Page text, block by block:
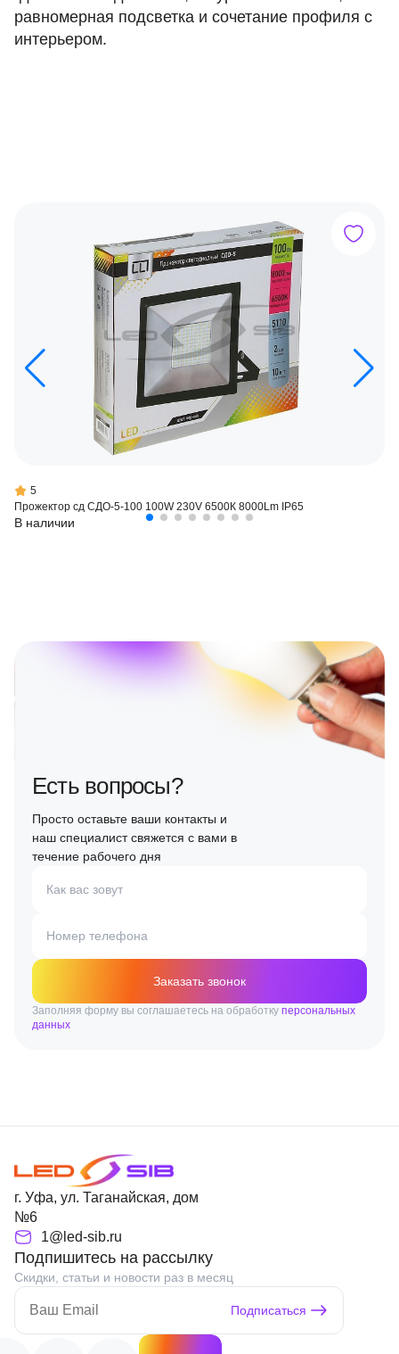
равномерная подсветка и сочетание профиля с
интерьером.
5
Прожектор сд СДО-5-100 100W 230V 6500К 8000Lm IP65
В наличии
Есть вопросы?
Просто оставьте ваши контакты и
наш специалист свяжется с вами в
течение рабочего дня
Как вас зовут
Номер телефона
Заказать звонок
Заполняя форму вы соглашаетесь на обработку персональных
данных
г. Уфа, ул. Таганайская, дом
№6
1@led-sib.ru
Подпишитесь на рассылку
Скидки, статьи и новости раз в месяц
Подписаться